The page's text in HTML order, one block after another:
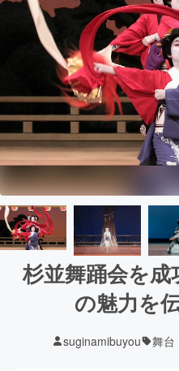
杉並舞踊会を
の魅力を
suginamibuyou 舞台